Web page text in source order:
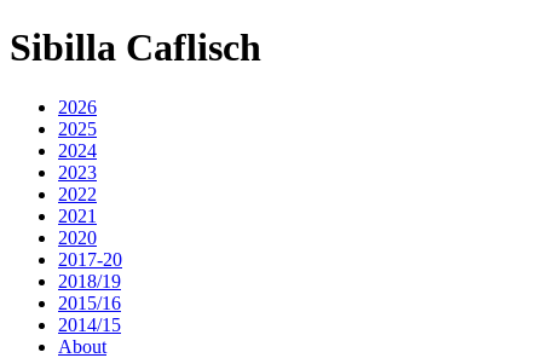
Sibilla Caflisch
2026
2025
2024
2023
2022
2021
2020
2017-20
2018/19
2015/16
2014/15
About